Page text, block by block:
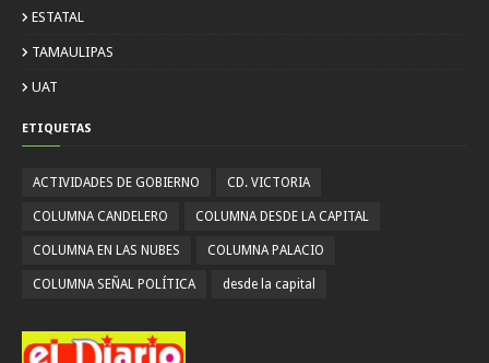
ESTATAL
TAMAULIPAS
UAT
ETIQUETAS
ACTIVIDADES DE GOBIERNO CD. VICTORIA
COLUMNA CANDELERO COLUMNA DESDE LA CAPITAL
COLUMNA EN LAS NUBES COLUMNA PALACIO
COLUMNA SEÑAL POLÍTICA desde la capital